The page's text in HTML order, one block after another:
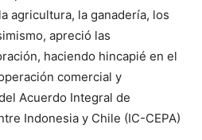
agricultura, la ganadería, los
apreció las
haciendo hincapié en el
comercial y
Acuerdo Integral de
Indonesia y Chile (IC-CEPA)